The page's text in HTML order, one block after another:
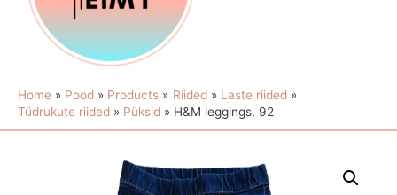
Home Pood Products Riided
Laste riided
Tüdrukute riided
Püksid H&M leggings, 92